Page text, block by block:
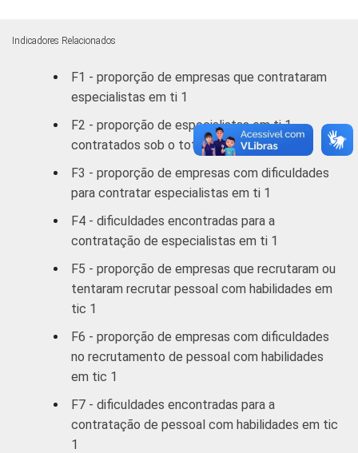
DE
ATUAÇÃO -
CNAE
Transformação
51,17
Construção 53,97
Comércio/
Reparação de
Autos
41,04
Hotel/
Transp./
Comunicação
aluguel e
serviços
Indicadores Relacionados
F1 - proporção de empresas que contrataram
especialistas em ti 1
F2 - proporção de especialistas em ti 1
contratados sob o total de contratações
F3 - proporção de empresas com dificuldades
para contratar especialistas em ti 1
F4 - dificuldades encontradas para a
contratação de especialistas em ti 1
F5 - proporção de empresas que recrutaram ou
tentaram recrutar pessoal com habilidades em
tic 1
F6 - proporção de empresas com dificuldades
no recrutamento de pessoal com habilidades
em tic 1
F7 - dificuldades encontradas para a
contratação de pessoal com habilidades em tic
1